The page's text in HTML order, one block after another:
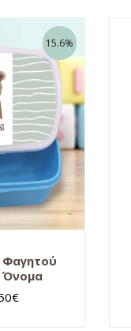
15.6%
Φαγητού
Όνομα
€